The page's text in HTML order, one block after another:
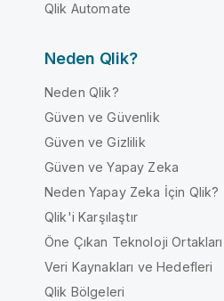
Qlik Automate
Neden Qlik?
Neden Qlik?
Güven ve Güvenlik
Güven ve Gizlilik
Güven ve Yapay Zeka
Neden Yapay Zeka İçin Qlik?
Qlik'i Karşılaştır
Öne Çıkan Teknoloji Ortakları
Veri Kaynakları ve Hedefleri
Qlik Bölgeleri